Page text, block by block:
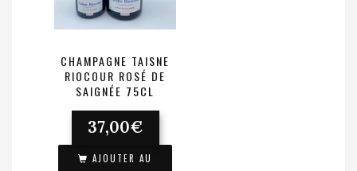
CHAMPAGNE TAISNE
RIOCOUR ROSÉ DE
SAIGNÉE 75CL
37,00€
AJOUTER AU